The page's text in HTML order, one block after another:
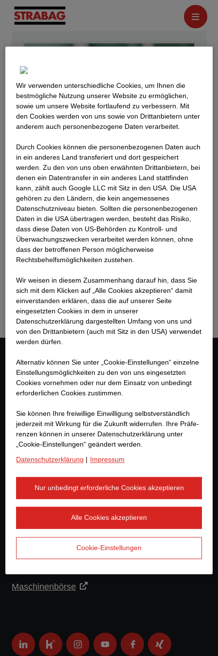
Roger Reich
Technischer Bereichsleiter Tiefbau und
Strassenbau Zürich-Ost
+41 44 874 26 00
roger.reich@strabag.com
Kontakt
STRABAG AG
8952 Schlieren
Schweiz
Weitere Links
Maschinenbörse
Wir verwenden unterschiedliche Cookies, um Ihnen die
best­mögliche Nutzung unserer Website zu ermöglichen,
sowie um unsere Website fortlaufend zu verbessern. Mit
den Cookies werden von uns sowie von Drittanbietern unter
anderem auch personenbezogene Daten verarbeitet.
Durch Cookies können die personenbezogenen Daten auch
in ein anderes Land transferiert und dort gespeichert
werden. Zu den von uns oben erwähnten Drittanbietern, bei
denen ein Datentransfer in ein anderes Land stattfinden
kann, zählt auch Google LLC mit Sitz in den USA. Die USA
gehören zu den Ländern, die kein angemessenes
Datenschutzniveau bieten. Sollten die personenbezogenen
Daten in die USA übertragen werden, besteht das Risiko,
dass diese Daten von US-Behörden zu Kontroll- und
Überwachungszwecken verarbeitet werden können, ohne
dass der betroffenen Person möglicherweise
Rechtsbehelfsmöglichkeiten zustehen.
Wir weisen in diesem Zusammenhang darauf hin, dass Sie
sich mit dem Klicken auf „Alle Cookies akzeptieren“ damit
ein­ver­standen erklären, dass die auf unserer Seite
eingesetzten Cookies in dem in unserer
Datenschutzerklärung dargestellten Umfang von uns und
von den Drittanbietern (auch mit Sitz in den USA) verwendet
werden dürfen.
Alternativ können Sie unter „Cookie-Einstellungen“ einzelne
Einstellungsmöglichkeiten zu den von uns eingesetzten
Cookies vornehmen oder nur dem Einsatz von unbedingt
erforderlichen Cookies zustimmen.
Sie können Ihre freiwillige Einwilligung selbstverständlich
jederzeit mit Wirkung für die Zukunft widerrufen. Ihre Prä­fe­
renzen können in unserer Datenschutzerklärung unter
„Cookie-Einstellungen“ geändert werden.
Datenschutzerklärung | Impressum
Nur unbedingt erforderliche Cookies akzeptieren
Alle Cookies akzeptieren
Cookie-Einstellungen